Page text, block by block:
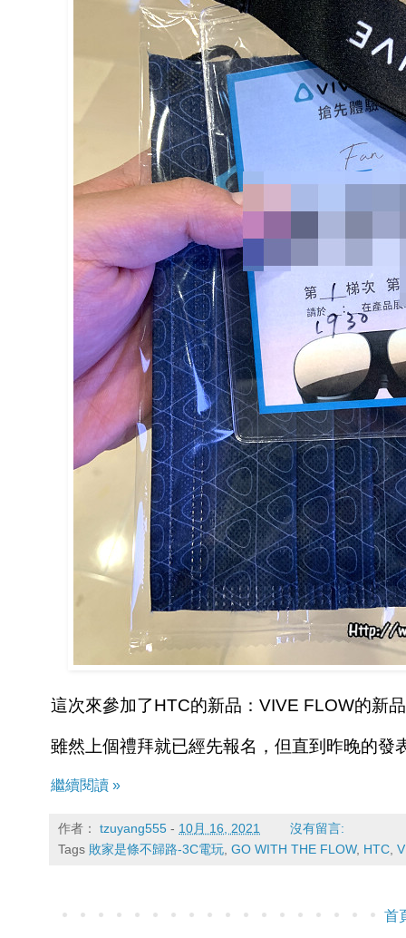
這次來參加了HTC的新品：VIVE FLOW的新
雖然上個禮拜就已經先報名，但直到昨晚的發
繼續閱讀 »
作者： tzuyang555 - 10月 16, 2021
沒有留言:
Tags 敗家是條不歸路-3C電玩 GO WITH THE FLOW, HTC
首